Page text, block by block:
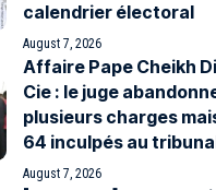
calendrier électoral
August 7, 2026
Affaire Pape Cheikh
Cie : le juge
plusieurs charges
64 inculpés au
August 7, 2026